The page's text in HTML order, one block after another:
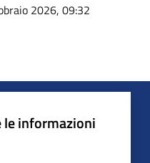
2026, 09:32
le informazioni